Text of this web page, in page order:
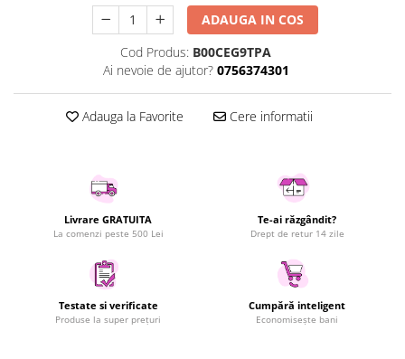
Kit-uri automatizari porti si usi
Mobila gradina & terasa
Mobila Living & Dining
Organizare si depozitare
Scule electrice si unelte
Silicon, spume si solutii tehnice
Sisteme Incalzire
Textile si covoare
Uscatoare rufe
Utilaje si materiale de constructii
ADAUGA IN COS
Cod Produs: B00CEG9TPA
Ai nevoie de ajutor? 0756374301
Adauga la Favorite Cere informatii
Livrare GRATUITA
La comenzi peste 500 Lei
Te-ai răzgândit?
Drept de retur 14 zile
Testate si verificate
Produse la super prețuri
Cumpără inteligent
Economisește bani